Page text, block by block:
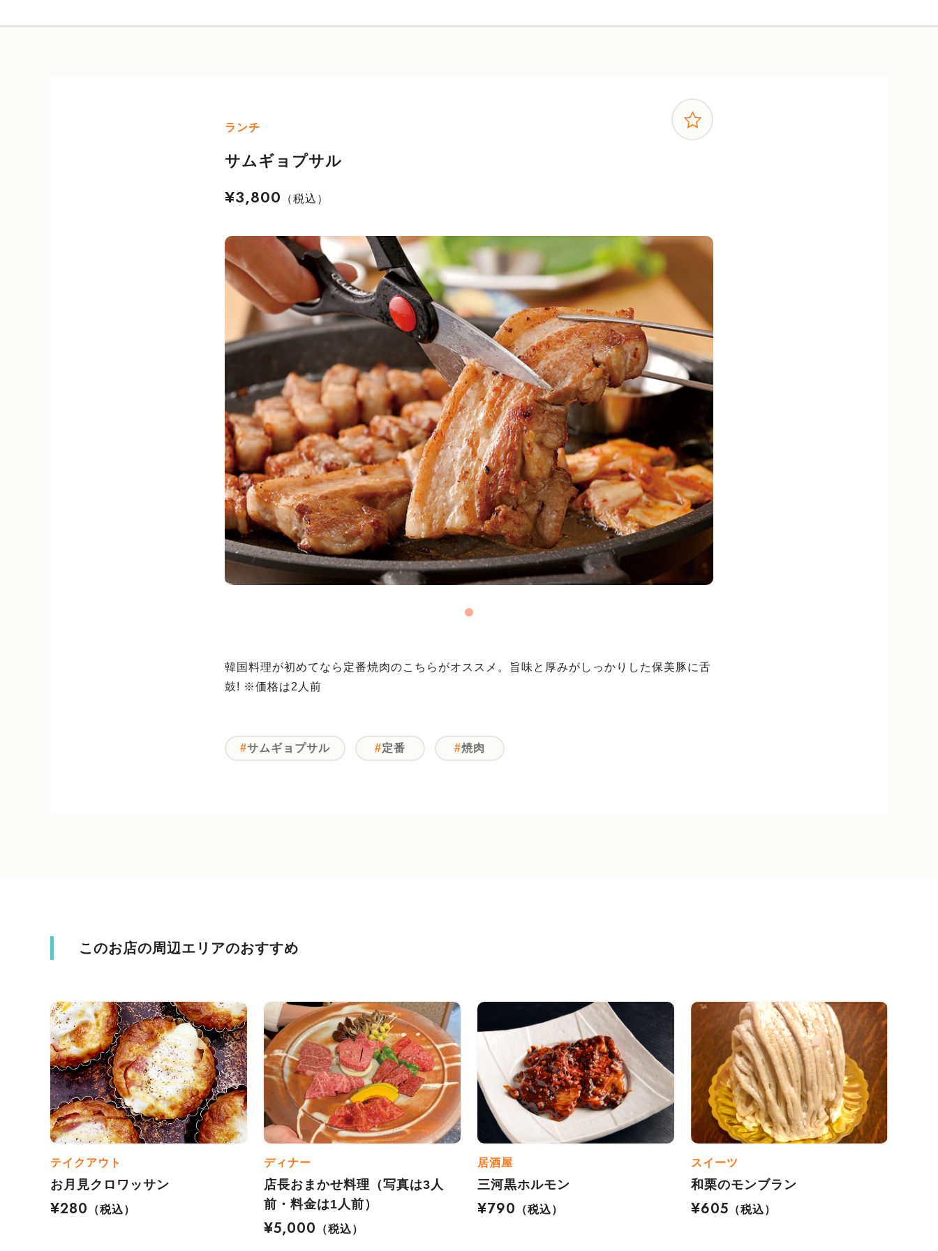
ランチ
サムギョプサル
¥3,800 （税込）
韓国料理が初めてなら定番焼肉のこちらがオススメ。旨味と厚みがしっかりした保美豚に舌
鼓! ※価格は2人前
サムギョプサル 定番 焼肉
このお店の周辺エリアのおすすめ
テイクアウト
お月見クロワッサン
¥280
（税込）
ディナー
店長おまかせ料理（写真は3人
前・料金は1人前）
¥5,000
（税込）
居酒屋
三河黒ホルモン
¥790
（税込）
スイーツ
和栗のモンブラン
¥605 （税込）